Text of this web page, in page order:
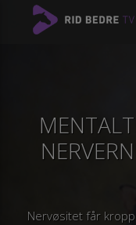
Nervøsitet får